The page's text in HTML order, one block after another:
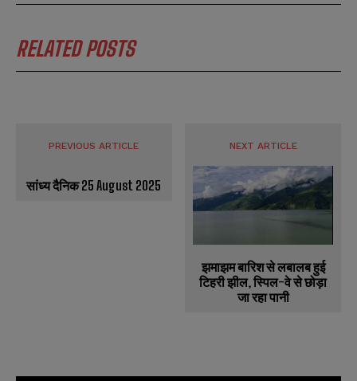
RELATED POSTS
PREVIOUS ARTICLE
सांध्य दैनिक 25 August 2025
NEXT ARTICLE
झमाझम बारिश से लबालब हुई
टिहरी झील, स्पिल-वे से छोड़ा
जा रहा पानी